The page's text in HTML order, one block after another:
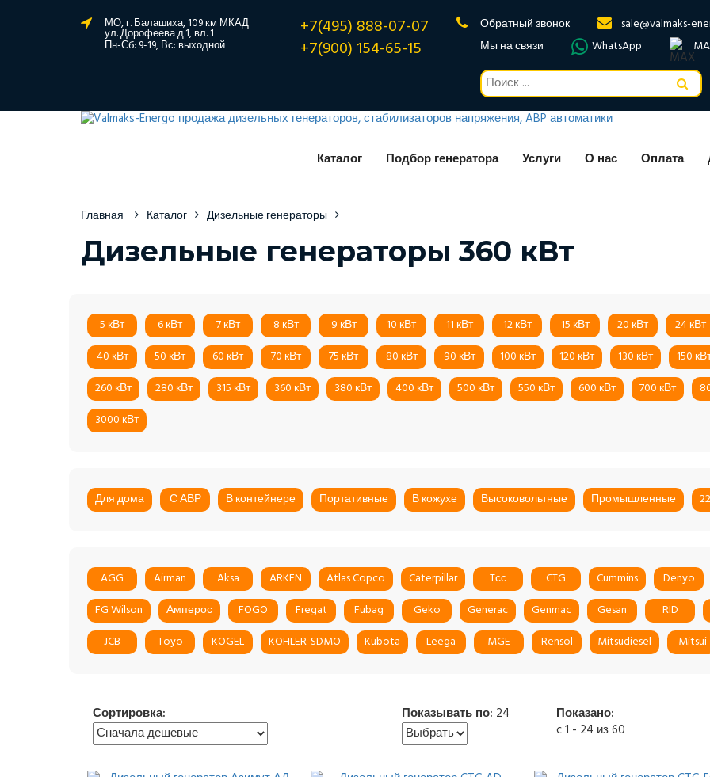
МО, г. Балашиха, 109 км МКАД
ул. Дорофеева д.1, вл. 1
Пн-Сб: 9-19, Вс: выходной
+7(495) 888-07-07
+7(900) 154-65-15
Обратный звонок
sale@valmaks-
Мы на связи
WhatsApp
Каталог Подбор генератора Услуги О нас Оплата
Главная Каталог Дизельные генераторы
Дизельные генераторы 360 кВт
5 кВт 6 кВт 7 кВт 8 кВт 9 кВт 10 кВт 11 кВт 12 кВт 15 кВт 20 кВт 24 кВт
40 кВт
50 кВт 60 кВт 70 кВт 75 кВт 80 кВт 90 кВт 100 кВт 120 кВт 130 кВт 150
260 кВт
280 кВт 315 кВт 360 кВт 380 кВт 400 кВт 500 кВт 550 кВт 600 кВт 700 кВт
3000 кВт
Для дома С АВР В контейнере Портативные В кожухе Высоковольтные Промышленные
AGG Airman Aksa ARKEN Atlas Copco Caterpillar Tсс CTG Cummins Denyo
FG Wilson
Амперос FOGO Fregat Fubag Geko Generac Genmac Gesan RID
JCB
Toyo KOGEL KOHLER-SDMO Kubota Leega MGE Rensol Mitsudiesel Mitsui
Сортировка: Показывать по: 24
Показано:
c 1 - 24 из 60